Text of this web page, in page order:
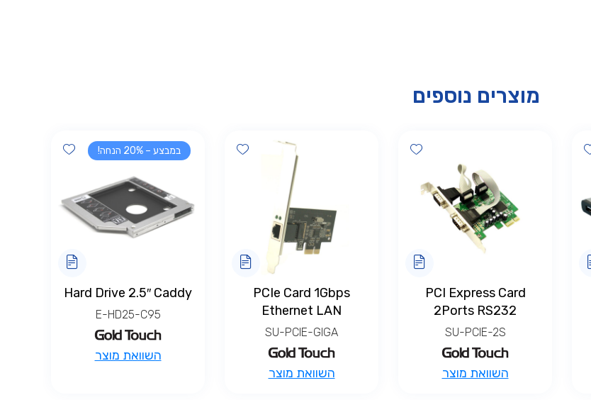
מוצרים נוספים
Add wishlist
Add wishlist
PCI Express Card
2Ports RS232
SU-PCIE-2S
השוואת מוצר
Add wishlist
PCIe Card 1Gbps
Ethernet LAN
SU-PCIE-GIGA
השוואת מוצר
Add wishlist
במבצע – 20% הנחה!
Hard Drive 2.5″ Caddy
E-HD25-C95
השוואת מוצר